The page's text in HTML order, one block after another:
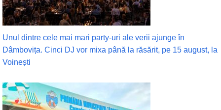
Unul dintre cele mai mari party-uri ale verii ajunge în
Dâmbovița. Cinci DJ vor mixa până la răsărit, pe 15 august, la
Voinești